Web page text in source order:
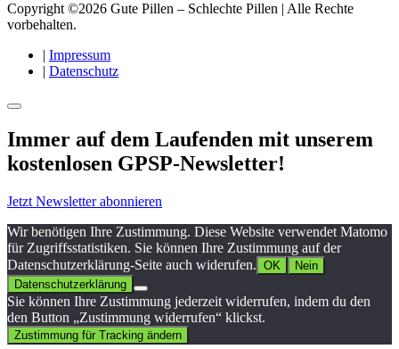
Copyright ©2026 Gute Pillen – Schlechte Pillen | Alle Rechte
vorbehalten.
| Impressum
| Datenschutz
Immer auf dem Laufenden mit unserem
kostenlosen GPSP-Newsletter!
Jetzt Newsletter abonnieren
Wir benötigen Ihre Zustimmung. Diese Website verwendet Matomo
für Zugriffsstatistiken. Sie können Ihre Zustimmung auf der
Datenschutzerklärung-Seite auch widerufen. OK
Nein
Datenschutzerklärung
Sie können Ihre Zustimmung jederzeit widerrufen, indem du den
den Button „Zustimmung widerrufen“ klickst.
Zustimmung für Tracking ändern